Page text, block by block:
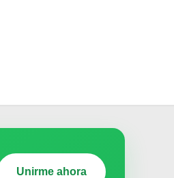
Unirme ahora